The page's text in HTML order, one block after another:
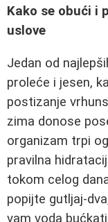
Kako se obući i
uslove
Jedan od
proleće i jesen,
postizanje
zima donose
organizam trpi
pravilna
tokom celog
popijte gutljaj-
vam voda